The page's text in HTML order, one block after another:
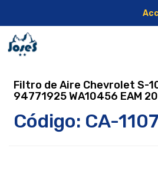
Filtro de Aire Chevrolet S-10
94771925 WA10456 EAM
Código: CA-